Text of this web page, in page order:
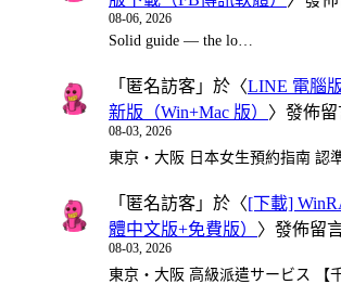
08-06, 2026
Solid guide — the lo…
「 匿名訪客 」於〈LINE 電腦
新版（Win+Mac 版） 〉發佈留
08-03, 2026
東京・大阪 日本女生預約指南 認
「 匿名訪客 」於〈[下載]
體中文版+免費版） 〉發佈留
08-03, 2026
東京・大阪 高級派遣サービス 【